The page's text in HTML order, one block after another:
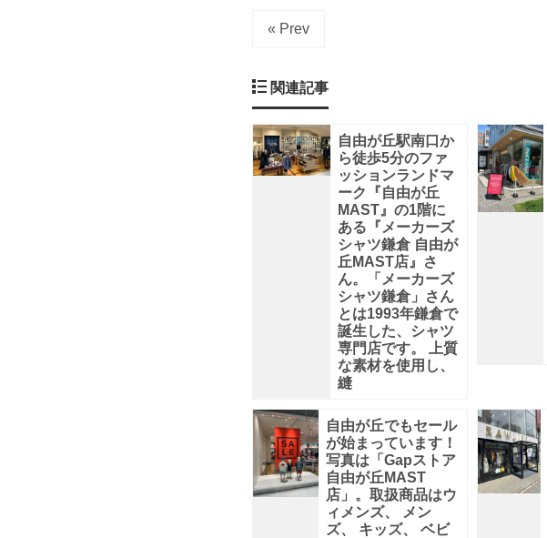
設
由
が
MAST」
に
入
っ
« Prev
関連記事
自由が丘駅南口か
ら徒歩5分のファ
ッションランドマ
ーク『自由が丘
MAST』の1階に
ある『メーカーズ
シャツ鎌倉 自由が
丘MAST店』さ
ん。「メーカーズ
シャツ鎌倉」さん
とは1993年鎌倉で
誕生した、シャツ
専門店です。 上質
な素材を使用し、
縫
自由が丘でもセール
が始まっています！
写真は「Gapストア
自由が丘MAST
店」。取扱商品はウ
ィメンズ、 メン
ズ、 キッズ、 ベビ